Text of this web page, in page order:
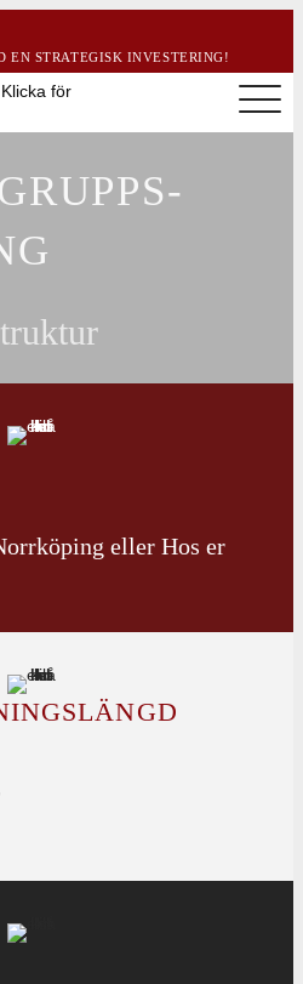
EN STRATEGISK INVESTERING!
eller Hos er